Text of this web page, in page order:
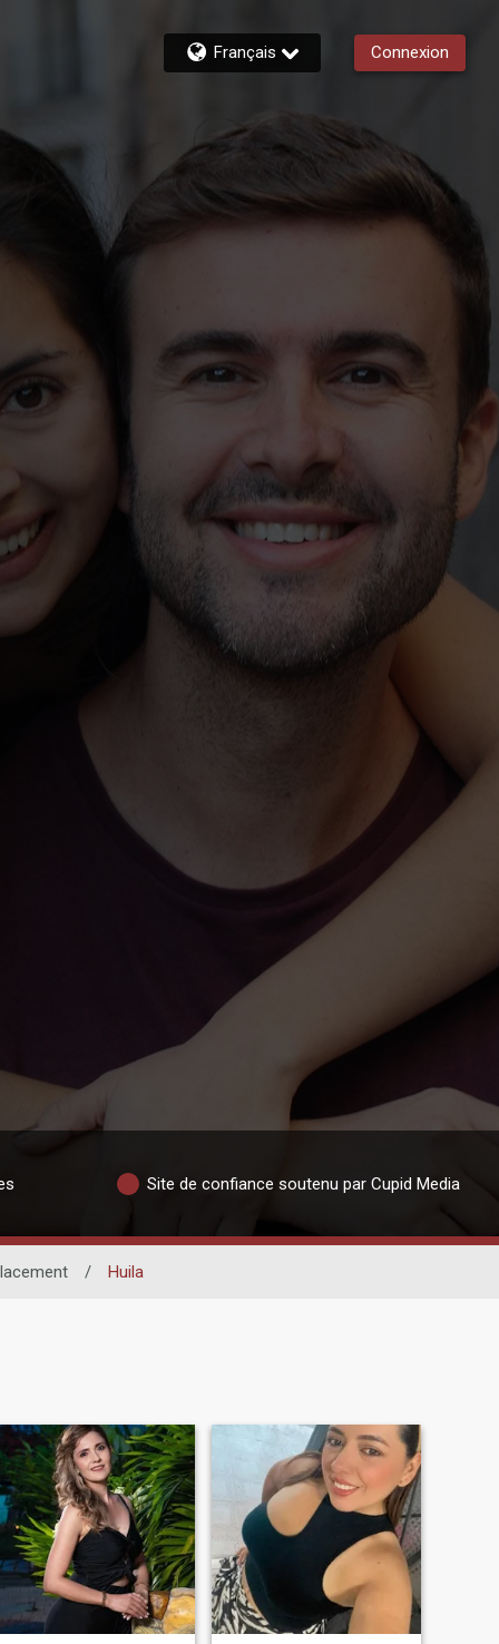
Français Connexion
Site de confiance soutenu par Cupid Media
/ Huila